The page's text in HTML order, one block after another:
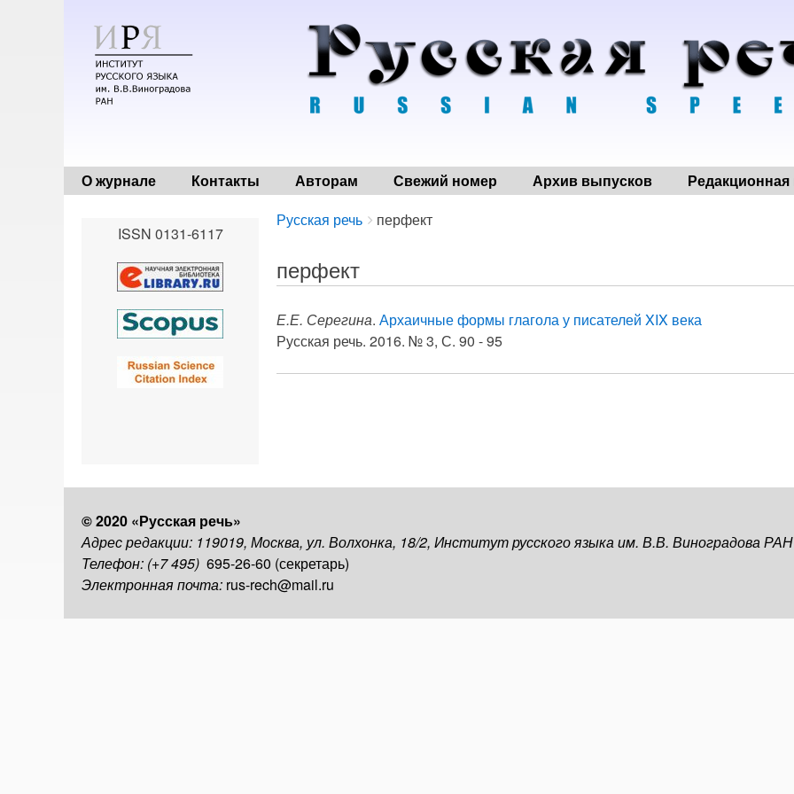
О журнале Контакты Авторам Свежий номер Архив выпусков Редакционная
Breadcrumbs
You
here:
Русская речь перфект
перфект
Е.Е. Серегина. Архаичные формы глагола у писателей XΙX века
Русская речь. 2016. № 3, С. 90 - 95
ISSN 0131-6117
© 2020 «Русская речь»
Адрес редакции: 119019, Москва, ул. Волхонка, 18/2, Институт русского языка им. В.В. Виноградова РАН
Телефон: (+7 495) 695-26-60 (секретарь)
Электронная почта: rus-rech@mail.ru